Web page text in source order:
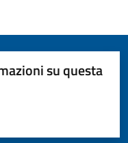
su questa